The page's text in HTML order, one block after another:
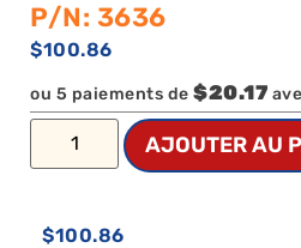
P/N: 3636
$100.86
ou 5 paiements de $20.17
AJOUTER AU
$100.86